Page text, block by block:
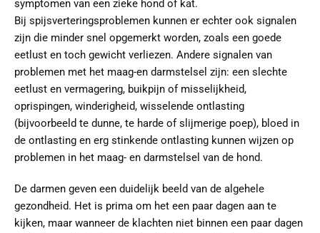
symptomen van een zieke hond of kat.
Bij spijsverteringsproblemen kunnen er echter ook signalen
zijn die minder snel opgemerkt worden, zoals een goede
eetlust en toch gewicht verliezen. Andere signalen van
problemen met het maag-en darmstelsel zijn: een slechte
eetlust en vermagering, buikpijn of misselijkheid,
oprispingen, winderigheid, wisselende ontlasting
(bijvoorbeeld te dunne, te harde of slijmerige poep), bloed in
de ontlasting en erg stinkende ontlasting kunnen wijzen op
problemen in het maag- en darmstelsel van de hond.
De darmen geven een duidelijk beeld van de algehele
gezondheid. Het is prima om het een paar dagen aan te
kijken, maar wanneer de klachten niet binnen een paar dagen